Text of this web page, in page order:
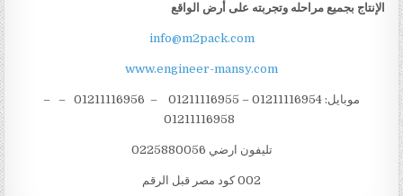
الإنتاج بجميع مراحله وتجربته على أرض الواقع
info@m2pack.com
www.engineer-mansy.com
موبايل: 01211116954 – 01211116955 – 01211116956 – –
تليفون ارضي 0225880056
002 كود مصر قبل الرقم